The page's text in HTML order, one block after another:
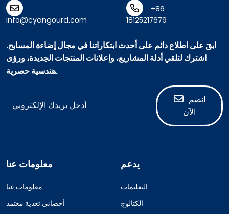
info@cyangourd.com
+86
18125217679
ابقَ على اطلاع دائم على أحدث ابتكاراتنا في مجال إضاءة المسابح.
اشترك لتلقي أدلة المشاريع، وإعلانات المنتجات الجديدة، ورؤى
هندسية حصرية.
انضم
الآن
معلومات عنا
معلومات عنا
أخصائي تغذية معتمد
يدعم
التعليمات
الكتالوج